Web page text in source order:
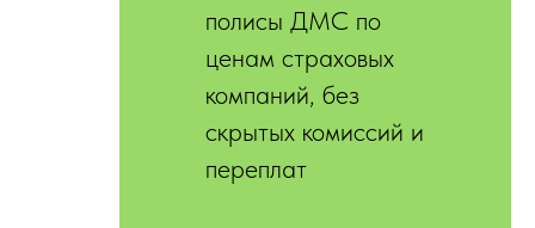
полисы ДМС по
ценам страховых
компаний, без
скрытых комиссий и
переплат